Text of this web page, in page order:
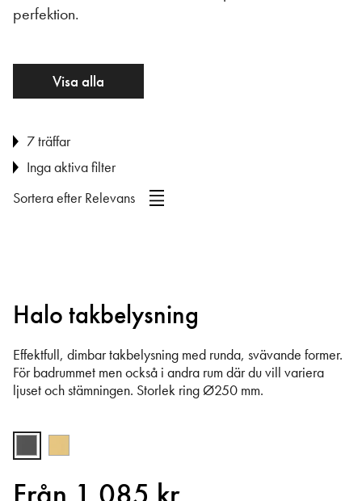
perfektion.
Visa alla
7 träffar
Inga aktiva filter
Sortera efterRelevans
Halo takbelysning
Effektfull, dimbar takbelysning med runda, svävande former.
För badrummet men också i andra rum där du vill variera
ljuset och stämningen. Storlek ring Ø250 mm.